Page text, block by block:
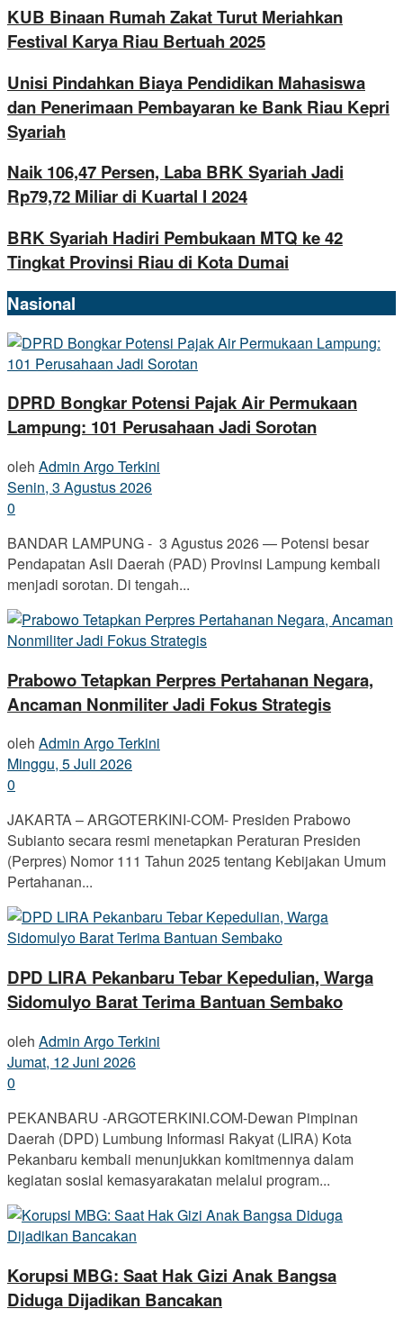
KUB Binaan Rumah Zakat Turut Meriahkan
Festival Karya Riau Bertuah 2025
Unisi Pindahkan Biaya Pendidikan Mahasiswa
dan Penerimaan Pembayaran ke Bank Riau Kepri
Syariah
Naik 106,47 Persen, Laba BRK Syariah Jadi
Rp79,72 Miliar di Kuartal I 2024
BRK Syariah Hadiri Pembukaan MTQ ke 42
Tingkat Provinsi Riau di Kota Dumai
Nasional
DPRD Bongkar Potensi Pajak Air Permukaan
Lampung: 101 Perusahaan Jadi Sorotan
oleh Admin Argo Terkini
Senin, 3 Agustus 2026
0
BANDAR LAMPUNG - 3 Agustus 2026 — Potensi besar
Pendapatan Asli Daerah (PAD) Provinsi Lampung kembali
menjadi sorotan. Di tengah...
Prabowo Tetapkan Perpres Pertahanan Negara,
Ancaman Nonmiliter Jadi Fokus Strategis
oleh Admin Argo Terkini
Minggu, 5 Juli 2026
0
JAKARTA – ARGOTERKINI-COM- Presiden Prabowo
Subianto secara resmi menetapkan Peraturan Presiden
(Perpres) Nomor 111 Tahun 2025 tentang Kebijakan Umum
Pertahanan...
DPD LIRA Pekanbaru Tebar Kepedulian, Warga
Sidomulyo Barat Terima Bantuan Sembako
oleh Admin Argo Terkini
Jumat, 12 Juni 2026
0
PEKANBARU -ARGOTERKINI.COM-Dewan Pimpinan
Daerah (DPD) Lumbung Informasi Rakyat (LIRA) Kota
Pekanbaru kembali menunjukkan komitmennya dalam
kegiatan sosial kemasyarakatan melalui program...
Korupsi MBG: Saat Hak Gizi Anak Bangsa
Diduga Dijadikan Bancakan